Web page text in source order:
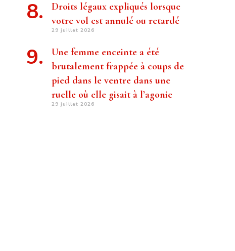
Droits légaux expliqués lorsque
votre vol est annulé ou retardé
29 juillet 2026
Une femme enceinte a été
brutalement frappée à coups de
pied dans le ventre dans une
ruelle où elle gisait à l’agonie
29 juillet 2026